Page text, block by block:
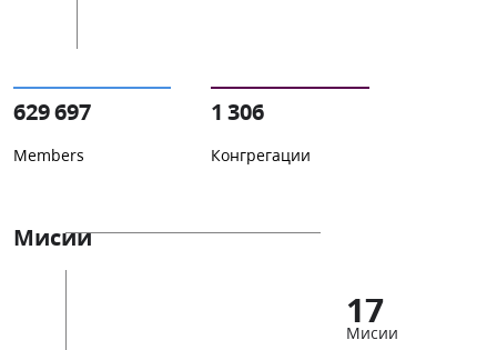
629 697
Members
1 306
Конгрегации
Мисии
17
Мисии